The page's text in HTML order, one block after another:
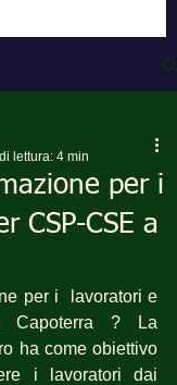
per i
CSP-CSE a
lettura: 4 min
per i  lavoratori e
Capoterra ? La
ha come obiettivo
i lavoratori dai